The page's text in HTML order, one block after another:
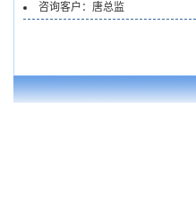
咨询客户：唐总监